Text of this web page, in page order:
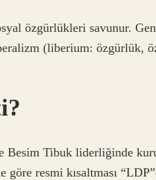
özgürlükleri savunur.
(liberium: özgürlük,
Besim Tibuk liderliğinde
resmi kısaltması